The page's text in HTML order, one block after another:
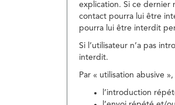
explication. Si ce dernier
contact pourra lui être
pourra lui être interdit
Si l’utilisateur n’a pas
interdit.
Par « utilisation abusive
l’introduction